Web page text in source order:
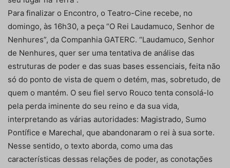
Para finalizar o Encontro, o Teatro-Cine recebe, no
domingo, às 16h30, a peça “O Rei Laudamuco, Senhor de
Nenhures”, da Companhia GATERC. “Laudamuco, Senhor
de Nenhures, quer ser uma tentativa de análise das
estruturas de poder e das suas bases essenciais, feita não
só do ponto de vista de quem o detém, mas, sobretudo, de
quem o mantém. O seu fiel servo Rouco tenta consolá-lo
pela perda iminente do seu reino e da sua vida,
interpretando as várias autoridades: Magistrado, Sumo
Pontífice e Marechal, que abandonaram o rei à sua sorte.
Nesse sentido, o texto aborda, como uma das
características dessas relações de poder, as conotações